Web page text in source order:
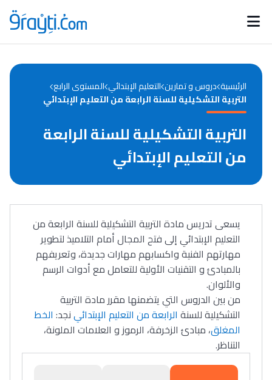
Catégories
d'actualités
Annonces bourses
الرئيسية دروس و تمارين التعليم الإبتدائي المستوى الرابع
التربية التشكيلية للسنة الرابعة من التعليم الإبتدائي
التربية التشكيلية للسنة الرابعة
من التعليم الإبتدائي
يسعى تدريس مادة التربية التشكيلية للسنة الرابعة من
التعليم الإبتدائي إلى فتح المجال أمام التلاميذ لتطوير
مهارتهم الفنية واكسابهم مهارات جديدة، وتعريفهم
بالمبادئ و التقنيات الأولية للتعامل مع أدوات الرسم
والألوان.
من بين الدروس التي يتضمنها مقرر مادة التربية
التشكيلية للسنة الرابعة من التعليم الإبتدائينجد: الخط
المغلق، مبادئ الزخرفة، الرموز و العلامات الملونة،
التناظر.